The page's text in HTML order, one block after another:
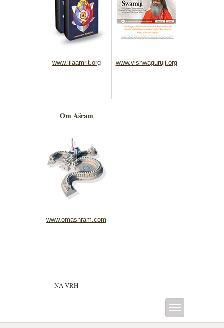
www.lilaamrit.org www.vishwaguruji.org
Om Ašram
www.omashram.com
NA VRH